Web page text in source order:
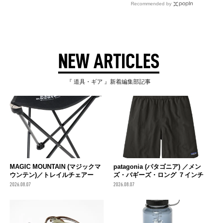
Recommended by
NEW ARTICLES
『 道具・ギア 』新着編集部記事
MAGIC MOUNTAIN (マジックマ
ウンテン)／トレイルチェアー
2026.08.07
patagonia (パタゴニア) ／メン
ズ・バギーズ・ロング ７インチ
2026.08.07